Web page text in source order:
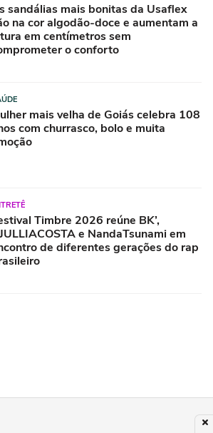
sandálias mais bonitas da Usaflex
na cor algodão-doce e aumentam a
em centímetros sem
o conforto
mais velha de Goiás celebra 108
com churrasco, bolo e muita
Timbre 2026 reúne BK’,
e NandaTsunami em
de diferentes gerações do rap